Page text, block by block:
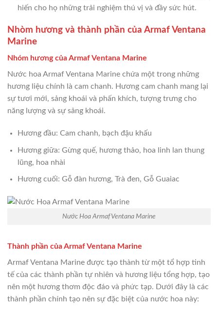
hiến cho họ những trải nghiệm thú vị và đầy sức hút.
Nhòm hương và thành phần của Armaf Ventana
Marine
Nhóm hương của Armaf Ventana Marine
Nước hoa Armaf Ventana Marine chứa một trong những
hương liệu chính là cam chanh. Hương cam chanh mang lại
sự tươi mới, sảng khoái và phấn khích, tượng trưng cho
năng lượng và sự sảng khoái.
Hương đầu: Cam chanh, bạch đậu khấu
Hương giữa: Gừng quế, hương thảo, hoa linh lan thung
lũng, hoa nhài
Hương cuối: Gỗ đàn hương, Trà đen, Gỗ Guaiac
Nước Hoa Armaf Ventana Marine
Thành phần của Armaf Ventana Marine
Armaf Ventana Marine được tạo thành từ một tổ hợp tinh
tế của các thành phần tự nhiên và hương liệu tổng hợp, tạo
nên một hương thơm độc đáo và phức tạp. Dưới đây là các
thành phần chính tạo nên sự đặc biệt của nước hoa này: